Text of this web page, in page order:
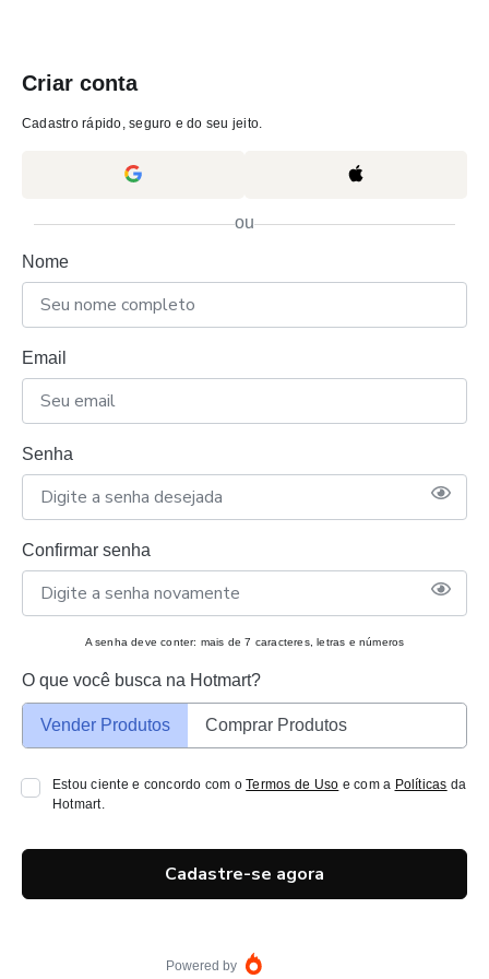
Criar conta
Cadastro rápido, seguro e do seu jeito.
ou
Nome
Email
Senha
Confirmar senha
A senha deve conter: mais de 7 caracteres, letras e números
O que você busca na Hotmart?
Vender Produtos Comprar Produtos
Estou ciente e concordo com oTermos de Uso e com a Políticas da
Hotmart.
Cadastre-se agora
Powered by